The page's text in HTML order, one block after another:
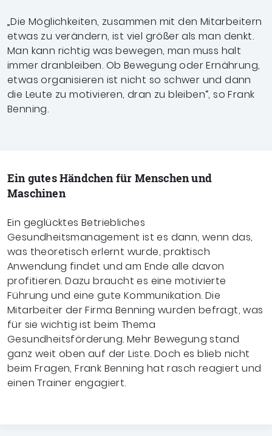
„Die Möglichkeiten, zusammen mit den Mitarbeitern
etwas zu verändern, ist viel größer als man denkt.
Man kann richtig was bewegen, man muss halt
immer dranbleiben. Ob Bewegung oder Ernährung,
etwas organisieren ist nicht so schwer und dann
die Leute zu motivieren, dran zu bleiben“, so Frank
Benning.
Ein gutes Händchen für Menschen und
Maschinen
Ein geglücktes Betriebliches
Gesundheitsmanagement ist es dann, wenn das,
was theoretisch erlernt wurde, praktisch
Anwendung findet und am Ende alle davon
profitieren. Dazu braucht es eine motivierte
Führung und eine gute Kommunikation. Die
Mitarbeiter der Firma Benning wurden befragt, was
für sie wichtig ist beim Thema
Gesundheitsförderung. Mehr Bewegung stand
ganz weit oben auf der Liste. Doch es blieb nicht
beim Fragen, Frank Benning hat rasch reagiert und
einen Trainer engagiert.